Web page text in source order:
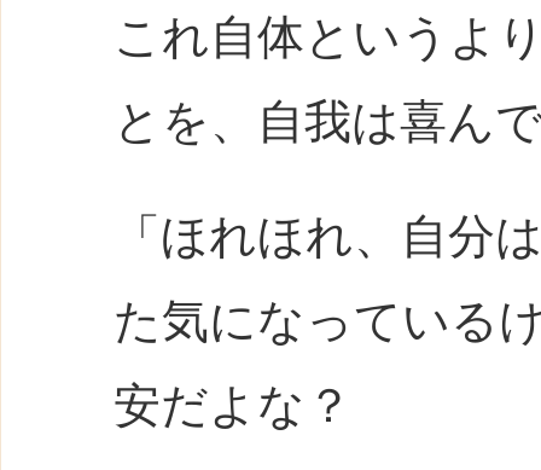
これ自体というよ
とを、自我は喜ん
「ほれほれ、自分
た気になっている
安だよな？